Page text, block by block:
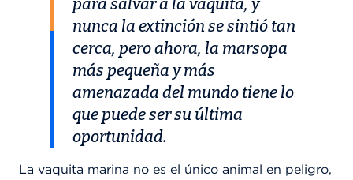
para salvar a la vaquita, y
nunca la extinción se sintió tan
cerca, pero ahora, la marsopa
más pequeña y más
amenazada del mundo tiene lo
que puede ser su última
oportunidad.
La vaquita marina no es el único animal en peligro,